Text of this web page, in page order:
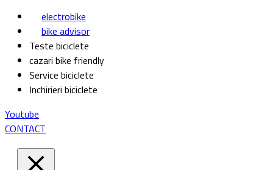
electrobike
bike advisor
Teste biciclete
cazari bike friendly
Service biciclete
Inchirieri biciclete
Youtube
CONTACT